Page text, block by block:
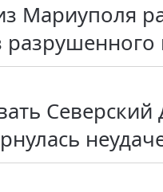
Мариуполя
разрушенного
Северский